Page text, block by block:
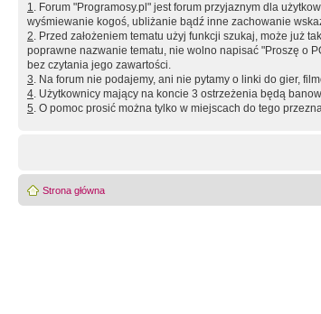
1. Forum "Programosy.pl" jest forum przyjaznym dla
wyśmiewanie kogoś, ubliżanie bądź inne zachowanie
2. Przed założeniem tematu użyj funkcji szukaj, może już
poprawne nazwanie tematu, nie wolno napisać "Proszę o
bez czytania jego zawartości.
3. Na forum nie podajemy, ani nie pytamy o linki do gier,
4. Użytkownicy mający na koncie 3 ostrzeżenia będą
5. O pomoc prosić można tylko w miejscach do tego
Strona główna